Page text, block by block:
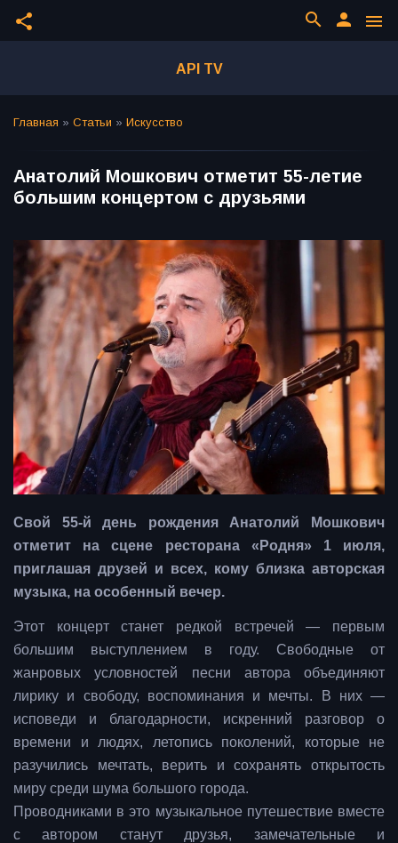
share menu
person
search
API TV
Главная » Статьи » Искусство
Анатолий Мошкович отметит 55-летие
большим концертом с друзьями
Свой 55-й день рождения Анатолий Мошкович
отметит на сцене ресторана «Родня» 1 июля,
приглашая друзей и всех, кому близка авторская
музыка, на особенный вечер.
Этот концерт станет редкой встречей — первым
большим выступлением в году. Свободные от
жанровых условностей песни автора объединяют
лирику и свободу, воспоминания и мечты. В них —
исповеди и благодарности, искренний разговор о
времени и людях, летопись поколений, которые не
разучились мечтать, верить и сохранять открытость
миру среди шума большого города.
Проводниками в это музыкальное путешествие вместе
с автором станут друзья, замечательные и